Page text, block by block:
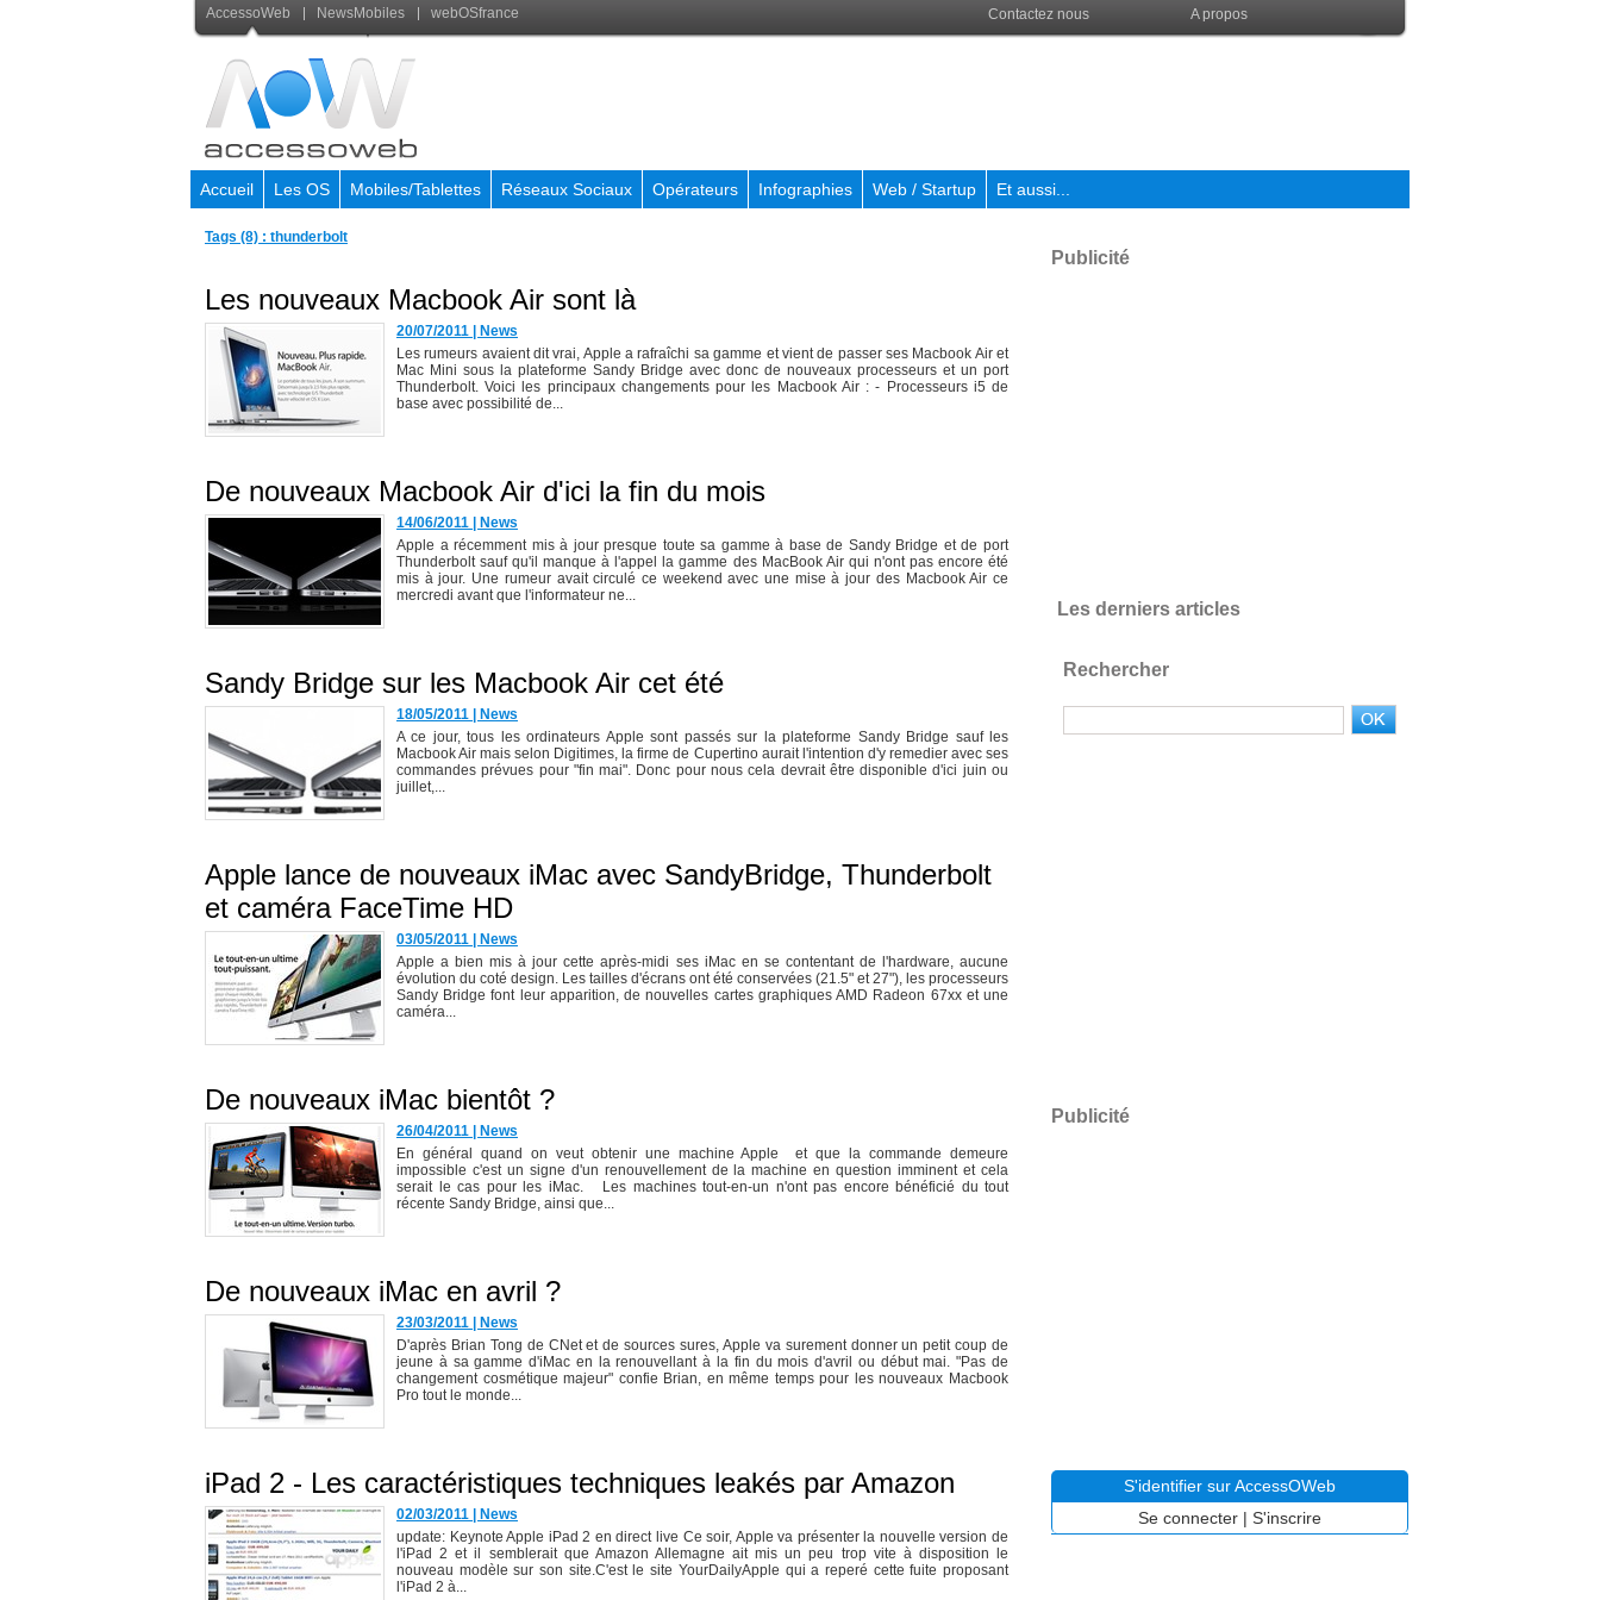
AccessoWeb NewsMobiles webOSfrance Contactez nous A propos
Accueil Les OS Mobiles/Tablettes Réseaux Sociaux Opérateurs Infographies Web / Startup Et aussi...
Tags (8) : thunderbolt
Les nouveaux Macbook Air sont là
20/07/2011
News
Les rumeurs avaient dit vrai, Apple a rafraîchi sa gamme et vient de passer ses Macbook Air et
Mac Mini sous la plateforme Sandy Bridge avec donc de nouveaux processeurs et un port
Thunderbolt. Voici les principaux changements pour les Macbook Air : - Processeurs i5 de
base avec possibilité de...
De nouveaux Macbook Air d'ici la fin du mois
14/06/2011
News
Apple a récemment mis à jour presque toute sa gamme à base de Sandy Bridge et de port
Thunderbolt sauf qu'il manque à l'appel la gamme des MacBook Air qui n'ont pas encore été
mis à jour. Une rumeur avait circulé ce weekend avec une mise à jour des Macbook Air ce
mercredi avant que l'informateur ne...
Sandy Bridge sur les Macbook Air cet été
18/05/2011
News
A ce jour, tous les ordinateurs Apple sont passés sur la plateforme Sandy Bridge sauf les
Macbook Air mais selon Digitimes, la firme de Cupertino aurait l'intention d'y remedier avec ses
commandes prévues pour "fin mai". Donc pour nous cela devrait être disponible d'ici juin ou
juillet,...
Apple lance de nouveaux iMac avec SandyBridge, Thunderbolt
et caméra FaceTime HD
03/05/2011
News
Apple a bien mis à jour cette après-midi ses iMac en se contentant de l'hardware, aucune
évolution du coté design. Les tailles d'écrans ont été conservées (21.5" et 27"), les processeurs
Sandy Bridge font leur apparition, de nouvelles cartes graphiques AMD Radeon 67xx et une
caméra...
De nouveaux iMac bientôt ?
26/04/2011
News
En général quand on veut obtenir une machine Apple et que la commande demeure
impossible c'est un signe d'un renouvellement de la machine en question imminent et cela
serait le cas pour les iMac. Les machines tout-en-un n'ont pas encore bénéficié du tout
récente Sandy Bridge, ainsi que...
De nouveaux iMac en avril ?
23/03/2011
News
D'après Brian Tong de CNet et de sources sures, Apple va surement donner un petit coup de
jeune à sa gamme d'iMac en la renouvellant à la fin du mois d'avril ou début mai. "Pas de
changement cosmétique majeur" confie Brian, en même temps pour les nouveaux Macbook
Pro tout le monde...
iPad 2 - Les caractéristiques techniques leakés par Amazon
02/03/2011
News
update: Keynote Apple iPad 2 en direct live Ce soir, Apple va présenter la nouvelle version de
l'iPad 2 et il semblerait que Amazon Allemagne ait mis un peu trop vite à disposition le
nouveau modèle sur son site.C'est le site YourDailyApple qui a reperé cette fuite proposant
l'iPad 2 à...
Publicité
Les derniers articles
Rechercher
Publicité
S'identifier sur AccessOWeb
Se connecter | S'inscrire